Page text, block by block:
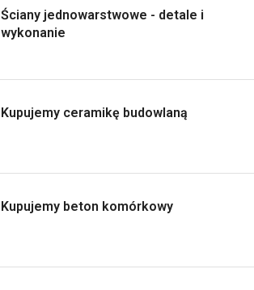
Ściany jednowarstwowe - detale i
wykonanie
Kupujemy ceramikę budowlaną
Kupujemy beton komórkowy